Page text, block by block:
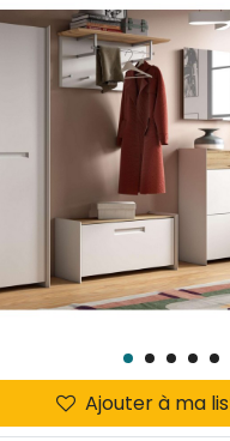
Ajouter à ma